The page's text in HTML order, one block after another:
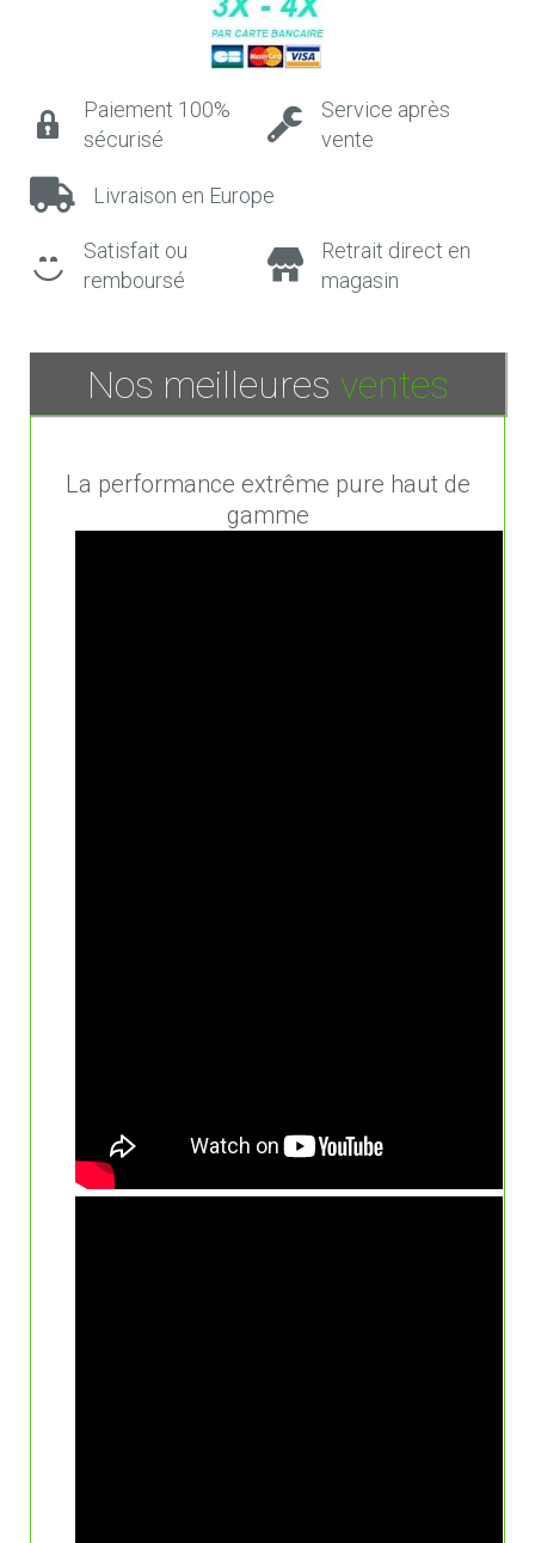
Paiement 100%
sécurisé
Service après
vente
Livraison en Europe
Satisfait ou
remboursé
Retrait direct en
magasin
Nos meilleures ventes
La performance extrême pure haut de
gamme